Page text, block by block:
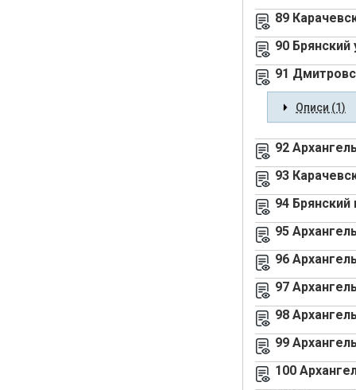
89
90
91
Описи (1)
92
93
94
95
96
97
98
99
100